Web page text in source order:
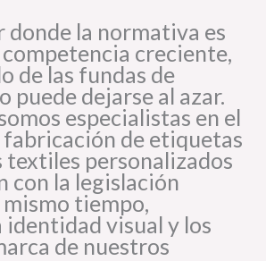
donde la normativa es
creciente,
de las fundas de
puede dejarse al azar.
especialistas en el
de etiquetas
textiles personalizados
con la legislación
tiempo,
identidad visual y los
de nuestros